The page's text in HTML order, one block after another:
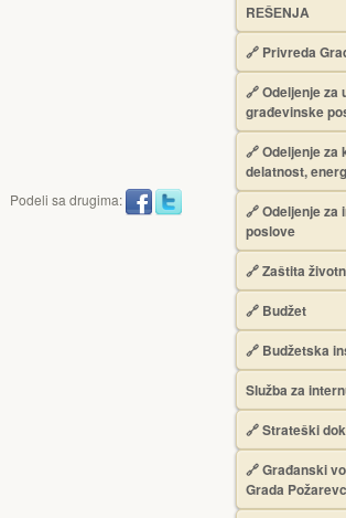
Podeli sa drugima:
RЕŠЕNJA
🔗 Privreda
🔗Odeljenje za
građevinske
🔗Odeljenje za
delatnost,
🔗Odeljenje za
poslove
🔗Zaštita
🔗 Budžet
🔗 Budžetska
Služba za
🔗Strateški
🔗Građanski
Grada